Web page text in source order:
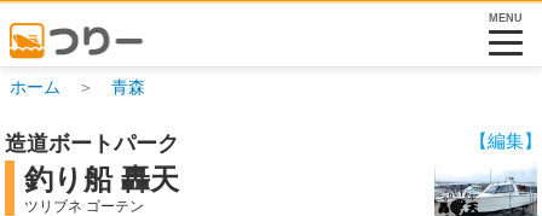
MENU
ホーム ＞ 青森
【編集】
造道ボートパーク
釣り船 轟天
ツリブネ ゴーテン